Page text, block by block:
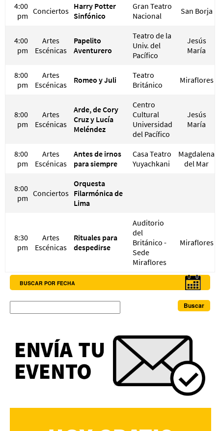
4:00
pm Conciertos Harry Potter
Sinfónico
Gran Teatro
Nacional
San Borja
4:00
pm
Artes
Escénicas
Papelito
Aventurero
Teatro de la
Univ. del
Pacífico
Jesús
María
8:00
pm
Artes
Escénicas
Romeo y Juli
Teatro
Británico
Miraflores
8:00
pm
Artes
Escénicas
Arde, de Cory
Cruz y Lucía
Meléndez
Centro
Cultural
Universidad
del Pacífico
Jesús
María
8:00
pm
Artes
Escénicas
Antes de irnos
para siempre
Casa Teatro
Yuyachkani
Magdalena
del Mar
8:00
pm Conciertos
Orquesta
Filarmónica de
Lima
8:30
pm
Artes
Escénicas
Rituales para
despedirse
Auditorio
del
Británico -
Sede
Miraflores
Miraflores
BUSCAR POR FECHA